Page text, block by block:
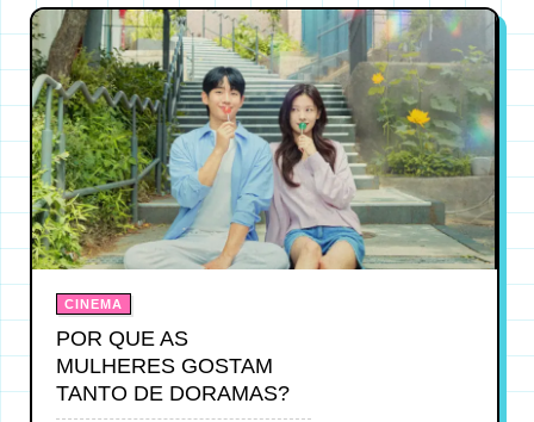
CINEMA
POR QUE AS
MULHERES GOSTAM
TANTO DE DORAMAS?